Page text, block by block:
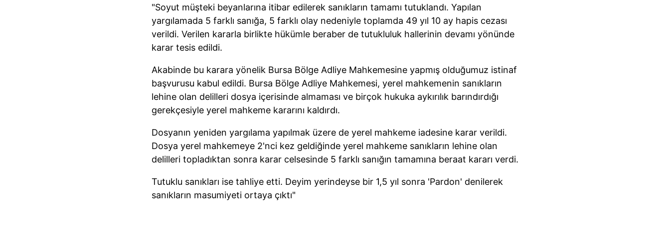
"Soyut müşteki beyanlarına itibar edilerek sanıkların tamamı tutuklandı. Yapılan
yargılamada 5 farklı sanığa, 5 farklı olay nedeniyle toplamda 49 yıl 10 ay hapis cezası
verildi. Verilen kararla birlikte hükümle beraber de tutukluluk hallerinin devamı yönünde
karar tesis edildi.
Akabinde bu karara yönelik Bursa Bölge Adliye Mahkemesine yapmış olduğumuz istinaf
başvurusu kabul edildi. Bursa Bölge Adliye Mahkemesi, yerel mahkemenin sanıkların
lehine olan delilleri dosya içerisinde almaması ve birçok hukuka aykırılık barındırdığı
gerekçesiyle yerel mahkeme kararını kaldırdı.
Dosyanın yeniden yargılama yapılmak üzere de yerel mahkeme iadesine karar verildi.
Dosya yerel mahkemeye 2'nci kez geldiğinde yerel mahkeme sanıkların lehine olan
delilleri topladıktan sonra karar celsesinde 5 farklı sanığın tamamına beraat kararı verdi.
Tutuklu sanıkları ise tahliye etti. Deyim yerindeyse bir 1,5 yıl sonra 'Pardon' denilerek
sanıkların masumiyeti ortaya çıktı"